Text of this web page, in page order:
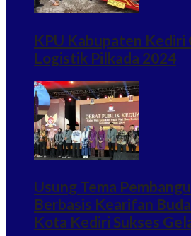
KPU Kabupaten
Logistik Pilkada 2024
Usung Tema
Berbasis Kearifan
Kota Kediri Sukses